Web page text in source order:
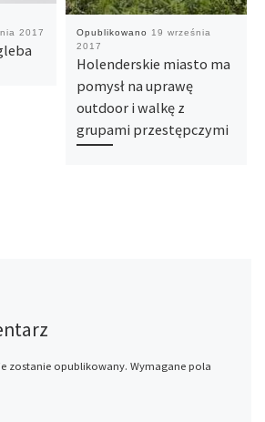
2017 Opublikowano
19 września
2017
Holenderskie miasto ma
pomysł na uprawę
outdoor i walkę z
grupami przestępczymi
zostanie opublikowany. Wymagane pola